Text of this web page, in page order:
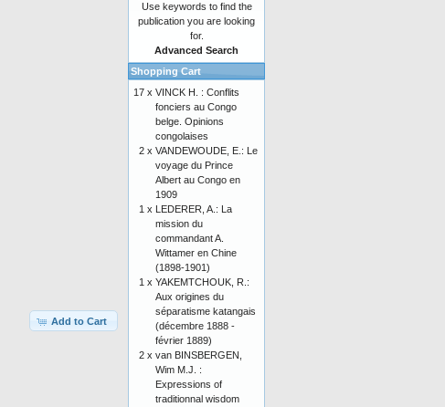
Add to Cart
Use keywords to find the
publication you are looking
for.
Advanced Search
Shopping Cart
17 x VINCK H. : Conflits
fonciers au Congo
belge. Opinions
congolaises
2 x VANDEWOUDE, E.: Le
voyage du Prince
Albert au Congo en
1909
1 x LEDERER, A.: La
mission du
commandant A.
Wittamer en Chine
(1898-1901)
1 x YAKEMTCHOUK, R.:
Aux origines du
séparatisme katangais
(décembre 1888 -
février 1889)
2 x van BINSBERGEN,
Wim M.J. :
Expressions of
traditionnal wisdom